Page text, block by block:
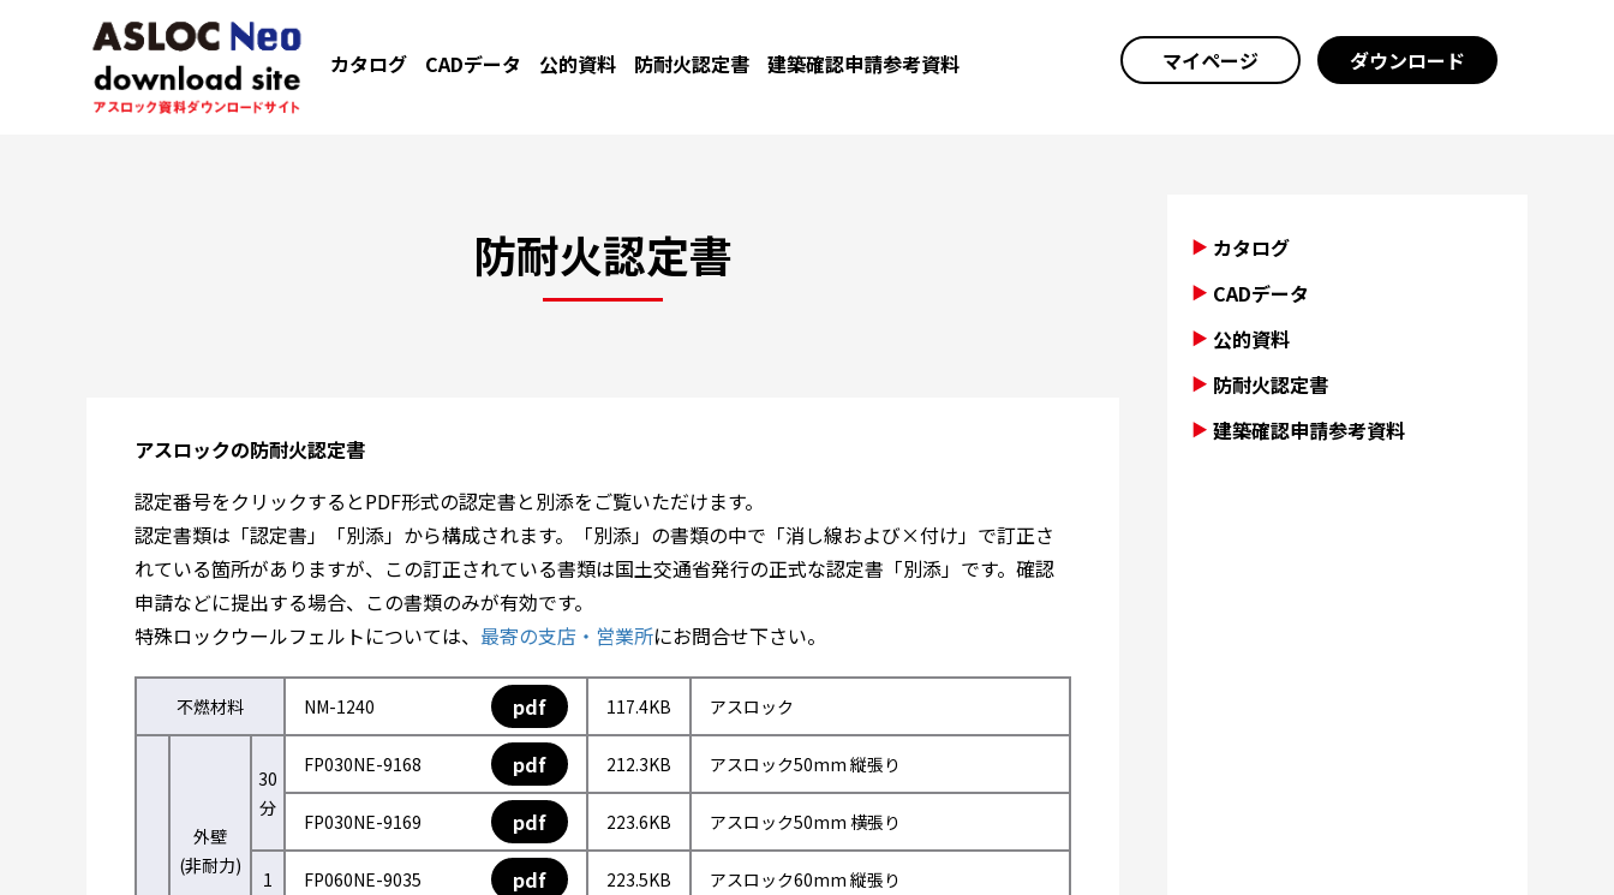
カタログ CADデータ 公的資料 防耐火認定書 建築確認申請参考資料 マイページ ダウンロード
防耐火認定書
アスロックの防耐火認定書
認定番号をクリックするとPDF形式の認定書と別添をご覧いただけます。
認定書類は「認定書」「別添」から構成されます。「別添」の書類の中で「消し線および×付け」で訂正さ
れている箇所がありますが、この訂正されている書類は国土交通省発行の正式な認定書「別添」です。確認
申請などに提出する場合、この書類のみが有効です。
特殊ロックウールフェルトについては、 最寄の支店・営業所にお問合せ下さい。
不燃材料 NM-1240 pdf 117.4KB アスロック
外壁
(非耐力)
30
分
FP030NE-9168 pdf 212.3KB アスロック50mm 縦張り
FP030NE-9169 pdf 223.6KB アスロック50mm 横張り
1
FP060NE-9035 pdf 223.5KB アスロック60mm 縦張り
カタログ
CADデータ
公的資料
防耐火認定書
建築確認申請参考資料